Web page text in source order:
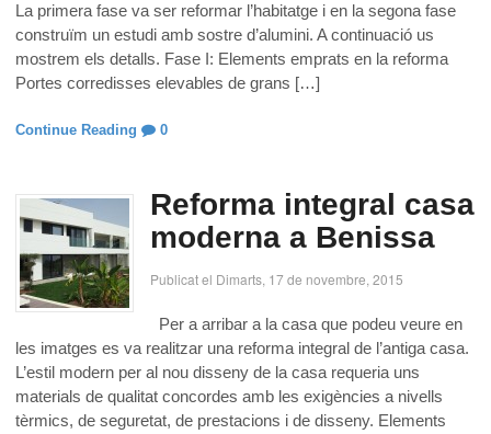
La primera fase va ser reformar l’habitatge i en la segona fase
construïm un estudi amb sostre d’alumini. A continuació us
mostrem els detalls. Fase I: Elements emprats en la reforma
Portes corredisses elevables de grans […]
Continue Reading 0
Reforma integral casa
moderna a Benissa
Publicat el Dimarts, 17 de novembre, 2015
Per a arribar a la casa que podeu veure en
les imatges es va realitzar una reforma integral de l’antiga casa.
L’estil modern per al nou disseny de la casa requeria uns
materials de qualitat concordes amb les exigències a nivells
tèrmics, de seguretat, de prestacions i de disseny. Elements